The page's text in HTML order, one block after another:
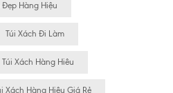
Đẹp Hàng Hiệu
Túi Xách Đi Làm
Túi Xách Hàng Hiêu
Xách Hàng Hiệu Giá Rẻ